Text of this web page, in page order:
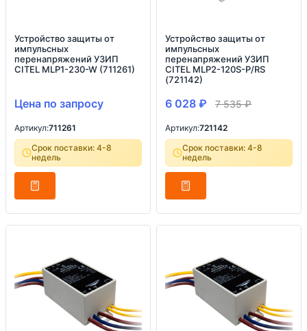
Устройство защиты от
импульсных
перенапряжений УЗИП
CITEL MLP1-230-W (711261)
Цена по запросу
Артикул:711261
Срок поставки: 4-8
недель
Устройство защиты от
импульсных
перенапряжений УЗИП
CITEL MLP2-120S-P/RS
(721142)
6 028 ₽ 7 535₽
Артикул:721142
Срок поставки: 4-8
недель